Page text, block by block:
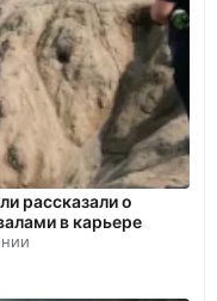
рассказали о
в карьере